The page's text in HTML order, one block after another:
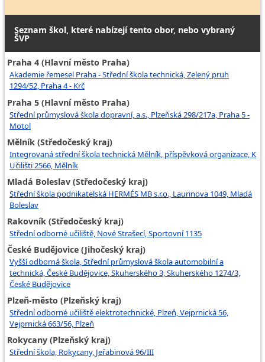
Seznam škol, které nabízejí tento obor, nebo vybraný
ŠVP
Praha 4 (Hlavní město Praha)
Akademie řemesel Praha - Střední škola technická, Zelený pruh
1294/52, Praha 4 - Krč
Praha 5 (Hlavní město Praha)
Střední průmyslová škola dopravní, a.s., Plzeňská 298/217a, Praha 5 -
Motol
Mělník (Středočeský kraj)
Integrovaná střední škola technická Mělník, příspěvková organizace, K
Učilišti 2566, Mělník
Mladá Boleslav (Středočeský kraj)
Střední škola podnikatelská HERMÉS MB s.r.o., Laurinova 1049, Mladá
Boleslav
Rakovník (Středočeský kraj)
Střední odborné učiliště, Nové Strašecí, Sportovní 1135
České Budějovice (Jihočeský kraj)
Vyšší odborná škola, Střední průmyslová škola automobilní a
technická, České Budějovice, Skuherského 3, Skuherského 1274/3,
České Budějovice
Plzeň-město (Plzeňský kraj)
Střední odborné učiliště elektrotechnické, Plzeň, Vejprnická 56,
Vejprnická 663/56, Plzeň
Rokycany (Plzeňský kraj)
Střední škola, Rokycany, Jeřabinová 96/III